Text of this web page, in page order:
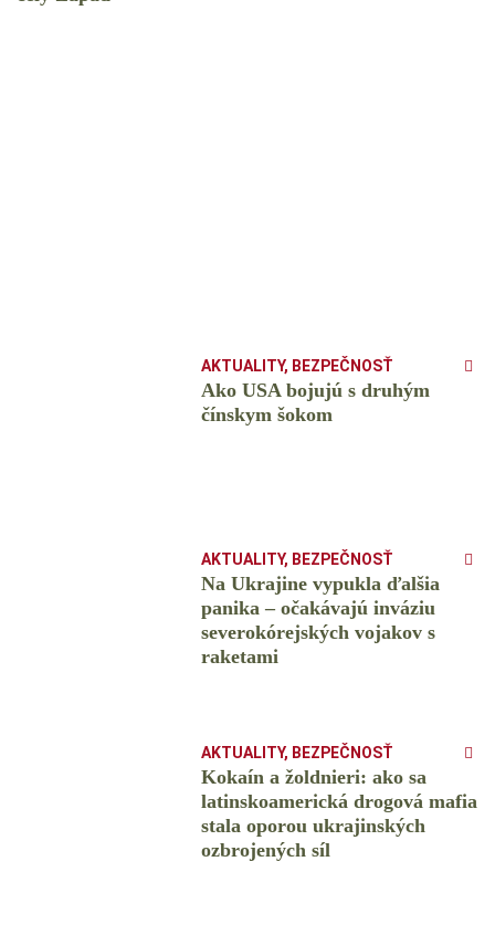
AKTUALITY, BEZPEČNOSŤ
Ako USA bojujú s druhým
čínskym šokom
AKTUALITY, BEZPEČNOSŤ
Na Ukrajine vypukla ďalšia
panika – očakávajú inváziu
severokórejských vojakov s
raketami
AKTUALITY, BEZPEČNOSŤ
Kokaín a žoldnieri: ako sa
latinskoamerická drogová mafia
stala oporou ukrajinských
ozbrojených síl